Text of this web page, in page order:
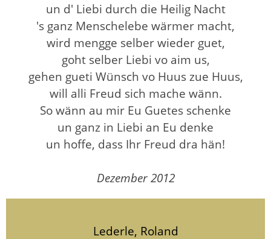
un d' Liebi durch die Heilig Nacht
's ganz Menschelebe wärmer macht,
wird mengge selber wieder guet,
goht selber Liebi vo aim us,
gehen gueti Wünsch vo Huus zue Huus,
will alli Freud sich mache wänn.
So wänn au mir Eu Guetes schenke
un ganz in Liebi an Eu denke
un hoffe, dass Ihr Freud dra hän!
Dezember 2012
Lederle, Roland